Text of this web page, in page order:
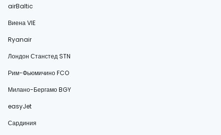
airBaltic
Виена VIE
Ryanair
Лондон Станстед STN
Рим-Фьюмичино FCO
Милано-Бергамо BGY
easyJet
Сардиния